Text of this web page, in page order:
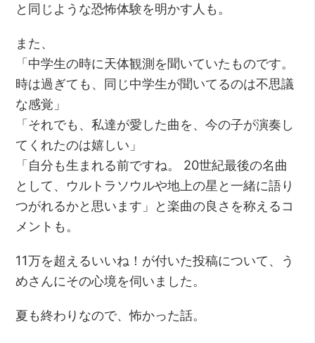
と同じような恐怖体験を明かす人も。
また、
「中学生の時に天体観測を聞いていたものです。
時は過ぎても、同じ中学生が聞いてるのは不思議
な感覚」
「それでも、私達が愛した曲を、今の子が演奏し
てくれたのは嬉しい」
「自分も生まれる前ですね。 20世紀最後の名曲
として、ウルトラソウルや地上の星と一緒に語り
つがれるかと思います」と楽曲の良さを称えるコ
メントも。
11万を超えるいいね！が付いた投稿について、う
めさんにその心境を伺いました。
夏も終わりなので、怖かった話。